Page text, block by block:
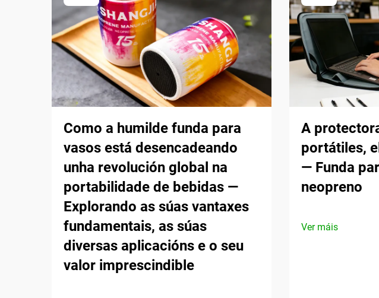
Como a humilde funda para
vasos está desencadeando
unha revolución global na
portabilidade de bebidas —
Explorando as súas vantaxes
fundamentais, as súas
diversas aplicacións e o seu
valor imprescindible
A
portátiles,
— Funda
neopreno
Ver máis